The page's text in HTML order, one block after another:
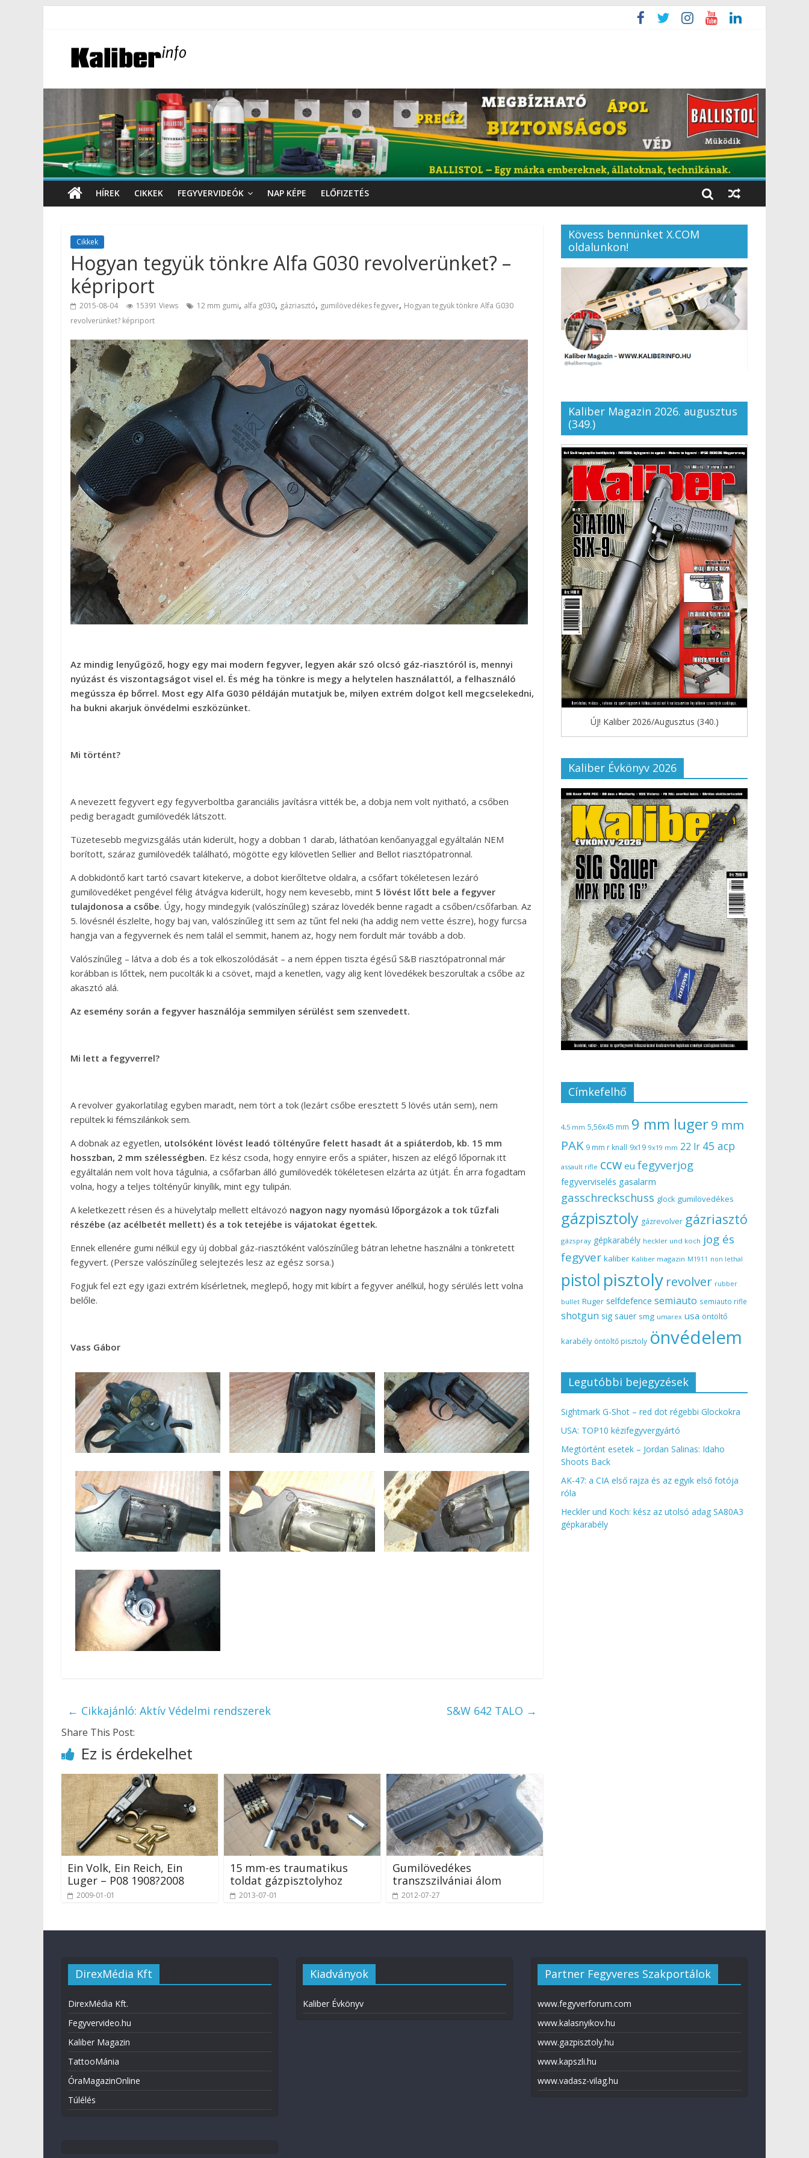
HÍREK CIKKEK FEGYVERVIDEÓK NAP KÉPE ELŐFIZETÉS
Cikkek
Hogyan tegyük tönkre Alfa G030 revolverünket? –
képriport
2015-08-04 15391 Views 12 mm gumi, alfa g030, gázriasztó, gumilövedékes fegyver, Hogyan tegyük tönkre Alfa G030
revolverünket? képriport
Az mindig lenyűgöző, hogy egy mai modern fegyver, legyen akár szó olcsó gáz-riasztóról is, mennyi
nyúzást és viszontagságot visel el. És még ha tönkre is megy a helytelen használattól, a felhasználó
megússza ép bőrrel. Most egy Alfa G030 példáján mutatjuk be, milyen extrém dolgot kell megcselekedni,
ha bukni akarjuk önvédelmi eszközünket.
Mi történt?
A nevezett fegyvert egy fegyverboltba garanciális javításra vitték be, a dobja nem volt nyitható, a csőben
pedig beragadt gumilövedék látszott.
Tüzetesebb megvizsgálás után kiderült, hogy a dobban 1 darab, láthatóan kenőanyaggal egyáltalán NEM
borított, száraz gumilövedék található, mögötte egy kilövetlen Sellier and Bellot riasztópatronnal.
A dobkidöntő kart tartó csavart kitekerve, a dobot kierőltetve oldalra, a csőfart tökéletesen lezáró
gumilövedéket pengével félig átvágva kiderült, hogy nem kevesebb, mint 5 lövést lőtt bele a fegyver
tulajdonosa a csőbe. Úgy, hogy mindegyik (valószínűleg) száraz lövedék benne ragadt a csőben/csőfarban. Az
5. lövésnél észlelte, hogy baj van, valószínűleg itt sem az tűnt fel neki (ha addig nem vette észre), hogy furcsa
hangja van a fegyvernek és nem talál el semmit, hanem az, hogy nem fordult már tovább a dob.
Valószínűleg – látva a dob és a tok elkoszolódását – a nem éppen tiszta égésű S&B riasztópatronnal már
korábban is lőttek, nem pucolták ki a csövet, majd a kenetlen, vagy alig kent lövedékek beszorultak a csőbe az
akasztó alá.
Az esemény során a fegyver használója semmilyen sérülést sem szenvedett.
Mi lett a fegyverrel?
A revolver gyakorlatilag egyben maradt, nem tört a tok (lezárt csőbe eresztett 5 lövés után sem), nem
repültek ki fémszilánkok sem.
A dobnak az egyetlen, utolsóként lövést leadó töltényűre felett hasadt át a spiáterdob, kb. 15 mm
hosszban, 2 mm szélességben. Ez kész csoda, hogy ennyire erős a spiáter, hiszen az elégő lőpornak itt
egyáltalán nem volt hova tágulnia, a csőfarban álló gumilövedék tökéletesen elzárta az útját. Én arra fogadtam
volna, hogy a teljes töltényűr kinyílik, mint egy tulipán.
A keletkezett résen és a hüvelytalp mellett eltávozó nagyon nagy nyomású lőporgázok a tok tűzfali
részébe (az acélbetét mellett) és a tok tetejébe is vájatokat égettek.
Ennek ellenére gumi nélkül egy új dobbal gáz-riasztóként valószínűleg bátran lehetne használni a tönkretett
fegyvert. (Persze valószínűleg selejtezés lesz az egész sorsa.)
Fogjuk fel ezt egy igazi extrém kísérletnek, meglepő, hogy mit kibírt a fegyver anélkül, hogy sérülés lett volna
belőle.
Vass Gábor
← Cikkajánló: Aktív Védelmi rendszerek S&W 642 TALO →
Share This Post:
Ez is érdekelhet
Ein Volk, Ein Reich, Ein
Luger – P08 1908?2008
2009-01-01
15 mm-es traumatikus
toldat gázpisztolyhoz
2013-07-01
Gumilövedékes
transzszilvániai álom
2012-07-27
Kövess bennünket X.COM
oldalunkon!
Kaliber Magazin 2026. augusztus
(349.)
ÚJ! Kaliber 2026/Augusztus (340.)
Kaliber Évkönyv 2026
Címkefelhő
4,5 mm 5,56x45 mm 9 mm luger9 mm
PAK 9 mm r knall 9x19 9x19 mm 22 lr 45 acp
assault rifle ccw eu fegyverjog
fegyverviselés gasalarm
gasschreckschuss glock gumilövedékes
gázpisztoly gázrevolver gázriasztó
gázspray gépkarabély heckler und koch jog és
fegyver kaliber Kaliber magazin M1911 non lethal
pistol pisztoly revolver rubber
bullet Ruger selfdefence semiauto semiauto rifle
shotgun sig sauer smg umarex usa öntöltő
karabély öntöltő pisztoly önvédelem
Legutóbbi bejegyzések
Sightmark G-Shot – red dot régebbi Glockokra
USA: TOP10 kézifegyvergyártó
Megtörtént esetek – Jordan Salinas: Idaho
Shoots Back
AK-47: a CIA első rajza és az egyik első fotója
róla
Heckler und Koch: kész az utolsó adag SA80A3
gépkarabély
DirexMédia Kft
DirexMédia Kft.
Fegyvervideo.hu
Kaliber Magazin
TattooMánia
ÓraMagazinOnline
Túlélés
Kiadványok
Kaliber Évkönyv
Partner Fegyveres Szakportálok
www.fegyverforum.com
www.kalasnyikov.hu
www.gazpisztoly.hu
www.kapszli.hu
www.vadasz-vilag.hu